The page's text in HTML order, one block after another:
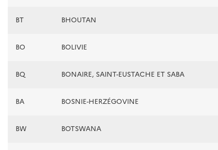
BT BHOUTAN
BO BOLIVIE
BQ BONAIRE, SAINT-EUSTACHE ET SABA
BA BOSNIE-HERZÉGOVINE
BW BOTSWANA